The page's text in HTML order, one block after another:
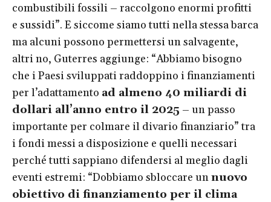
combustibili fossili – raccolgono enormi profitti
e sussidi”. E siccome siamo tutti nella stessa barca
ma alcuni possono permettersi un salvagente,
altri no, Guterres aggiunge: “Abbiamo bisogno
che i Paesi sviluppati raddoppino i finanziamenti
per l’adattamento ad almeno 40 miliardi di
dollari all’anno entro il 2025 – un passo
importante per colmare il divario finanziario” tra
i fondi messi a disposizione e quelli necessari
perché tutti sappiano difendersi al meglio dagli
eventi estremi: “Dobbiamo sbloccare unnuovo
obiettivo di finanziamento per il clima